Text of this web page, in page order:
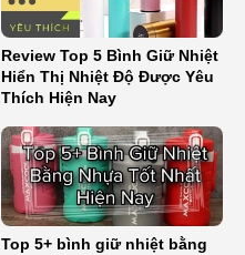
Review Top 5 Bình Giữ Nhiệt
Hiển Thị Nhiệt Độ Được Yêu
Thích Hiện Nay
Top 5+ bình giữ nhiệt bằng